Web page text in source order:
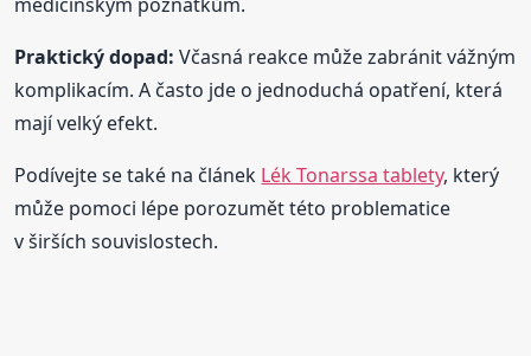
Praktický dopad: Včasná reakce může zabránit vážným
komplikacím. A často jde o jednoduchá opatření, která
mají velký efekt.
Podívejte se také na článek Lék Tonarssa tablety, který
může pomoci lépe porozumět této problematice
v širších souvislostech.